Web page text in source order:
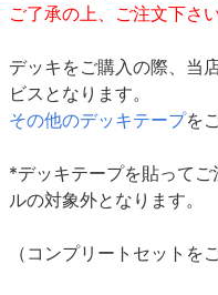
ご了承の上、ご注文下さい
デッキをご購入の際、当
ビスとなります。
その他のデッキテープを
*デッキテープを貼って
ルの対象外となります。
（コンプリートセットを